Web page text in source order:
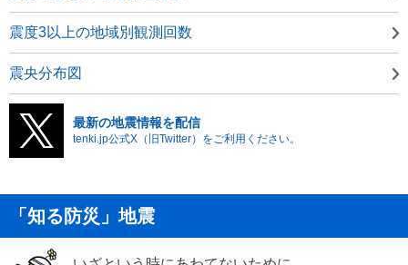
震度3以上の地域別観測回数
震央分布図
最新の地震情報を配信
tenki.jp公式X（旧Twitter）をご利用ください。
「知る防災」地震